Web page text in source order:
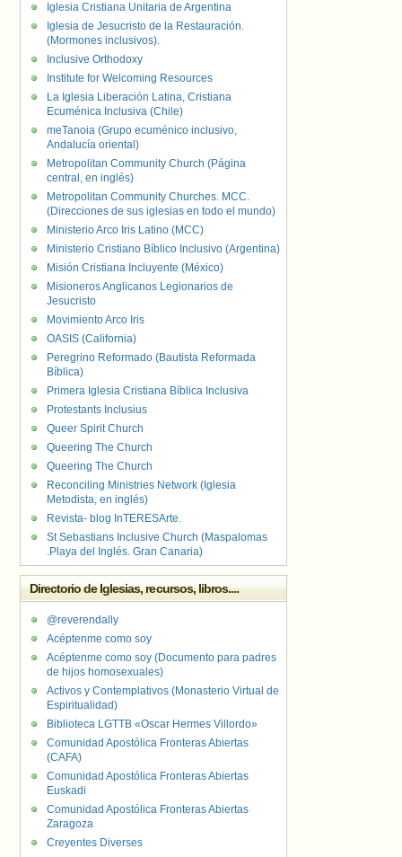
Iglesia Cristiana Unitaria de Argentina
Iglesia de Jesucristo de la Restauración.
(Mormones inclusivos).
Inclusive Orthodoxy
Institute for Welcoming Resources
La Iglesia Liberación Latina, Cristiana
Ecuménica Inclusiva (Chile)
meTanoia (Grupo ecuménico inclusivo,
Andalucía oriental)
Metropolitan Community Church (Página
central, en inglés)
Metropolitan Community Churches. MCC.
(Direcciones de sus iglesias en todo el mundo)
Ministerio Arco Iris Latino (MCC)
Ministerio Cristiano Bíblico Inclusivo (Argentina)
Misión Cristiana Incluyente (México)
Misioneros Anglicanos Legionarios de
Jesucristo
Movimiento Arco Iris
OASIS (California)
Peregrino Reformado (Bautista Reformada
Bíblica)
Primera Iglesia Cristiana Bíblica Inclusiva
Protestants Inclusius
Queer Spirit Church
Queering The Church
Queering The Church
Reconciling Ministries Network (Iglesia
Metodista, en inglés)
Revista- blog InTERESArte.
St Sebastians Inclusive Church (Maspalomas
.Playa del Inglés. Gran Canaria)
Directorio de Iglesias, recursos, libros....
@reverendally
Acéptenme como soy
Acéptenme como soy (Documento para padres
de hijos homosexuales)
Activos y Contemplativos (Monasterio Virtual de
Espiritualidad)
Biblioteca LGTTB «Oscar Hermes Villordo»
Comunidad Apostólica Fronteras Abiertas
(CAFA)
Comunidad Apostólica Fronteras Abiertas
Euskadi
Comunidad Apostólica Fronteras Abiertas
Zaragoza
Creyentes Diverses